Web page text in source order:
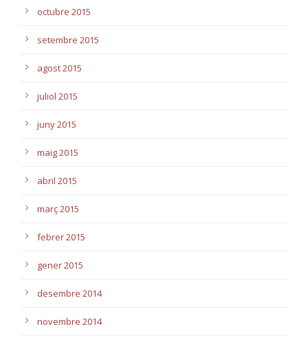
octubre 2015
setembre 2015
agost 2015
juliol 2015
juny 2015
maig 2015
abril 2015
març 2015
febrer 2015
gener 2015
desembre 2014
novembre 2014